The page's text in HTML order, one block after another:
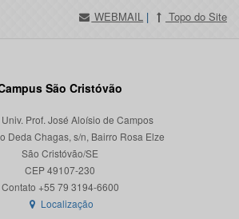
WEBMAIL | Topo do Site
São Cristóvão
Prof. José Aloísio de Campos
Deda Chagas, s/n, Bairro Rosa Elze
São Cristóvão/SE
CEP 49107-230
Localização